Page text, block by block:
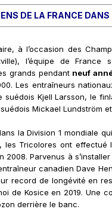
DE LA FRANCE DANS
à l’occasion des
l’équipe de
grands pendant neuf
Les entraîneurs
Kjell Larsson, le
Mickael Lundström
la Division 1 mondiale
les Tricolores ont effectué
Parvenus à
canadien Dave
record de longévité en
de Kosice en 2019. Une
derrière le banc.